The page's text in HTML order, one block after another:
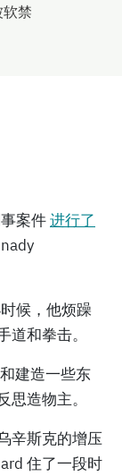
软禁
案件进行了
候，他烦躁
和拳击。
建造一些东
造物主。
辛斯克的增压
住了一段时